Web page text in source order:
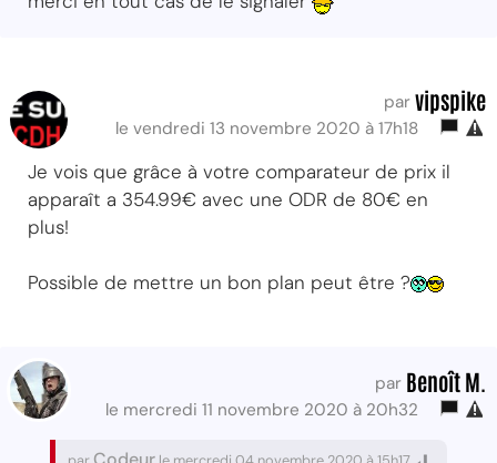
par vipspike
le vendredi 13 novembre 2020 à 17h18
Je vois que grâce à votre comparateur de prix il
apparaît a 354.99€ avec une ODR de 80€ en
plus!
Possible de mettre un bon plan peut être ?
par Benoît M.
le mercredi 11 novembre 2020 à 20h32